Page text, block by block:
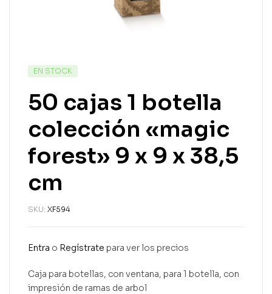
EN STOCK
50 cajas 1 botella
colección «magic
forest» 9 x 9 x 38,5
cm
SKU: XF594
Entra o Regístrate para ver los precios
Caja para botellas, con ventana, para 1 botella, con
impresión de ramas de arbol